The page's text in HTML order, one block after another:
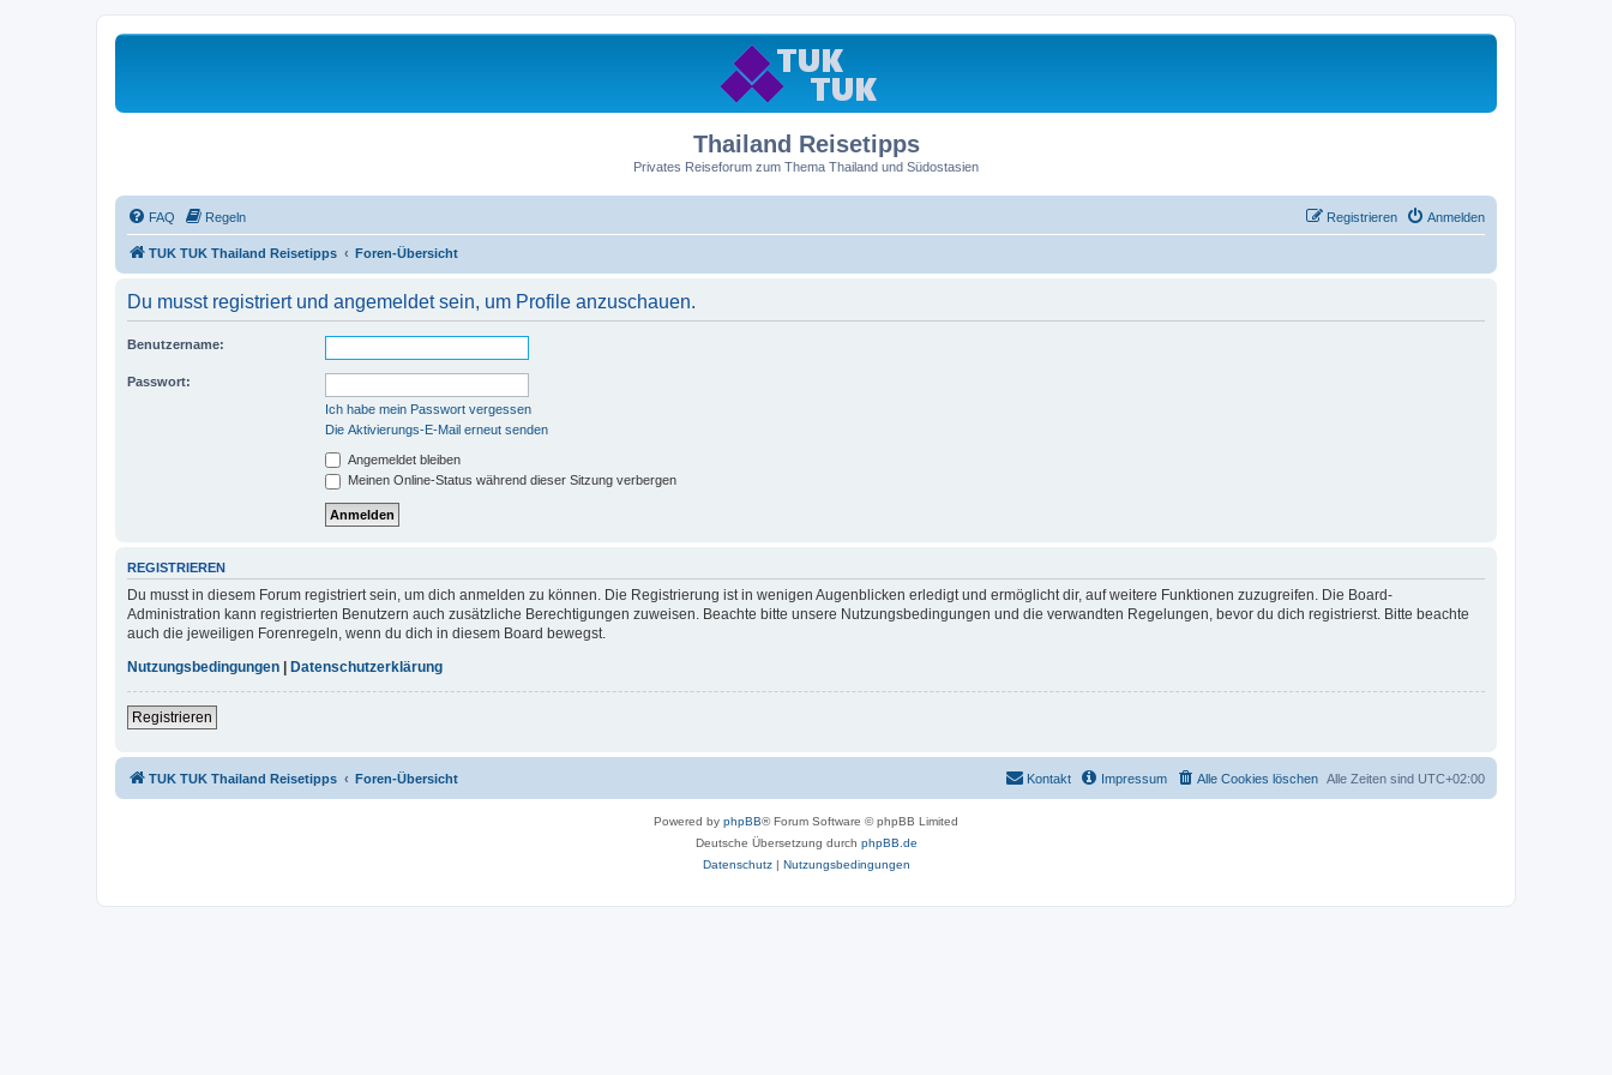
Thailand Reisetipps
Privates Reiseforum zum Thema Thailand und Südostasien
FAQ Regeln Anmelden
Registrieren
TUK TUK Thailand Reisetipps Foren-Übersicht
Du musst registriert und angemeldet sein, um Profile anzuschauen.
Benutzername:
Passwort:
Ich habe mein Passwort vergessen
Die Aktivierungs-E-Mail erneut senden
Angemeldet bleiben
Meinen Online-Status während dieser Sitzung verbergen
REGISTRIEREN
Du musst in diesem Forum registriert sein, um dich anmelden zu können. Die Registrierung ist in wenigen Augenblicken erledigt und ermöglicht dir, auf weitere Funktionen zuzugreifen. Die Board-
Administration kann registrierten Benutzern auch zusätzliche Berechtigungen zuweisen. Beachte bitte unsere Nutzungsbedingungen und die verwandten Regelungen, bevor du dich registrierst. Bitte beachte
auch die jeweiligen Forenregeln, wenn du dich in diesem Board bewegst.
Nutzungsbedingungen
Datenschutzerklärung
Registrieren
TUK TUK Thailand Reisetipps Foren-Übersicht Alle Zeiten sind UTC+02:00
Alle Cookies löschen
Impressum
Kontakt
Powered by phpBB® Forum Software © phpBB Limited
Deutsche Übersetzung durch phpBB.de
Datenschutz| Nutzungsbedingungen